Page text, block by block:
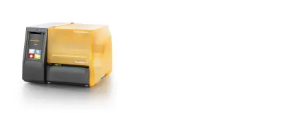
Seturi
cabluri
personalizate